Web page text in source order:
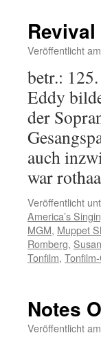
Veröffentlicht am
betr.:
Eddy
der
auch
war
Veröffentlicht
America’s
MGM, Muppet
Romberg,
Tonfilm,
Notes
Veröffentlicht am